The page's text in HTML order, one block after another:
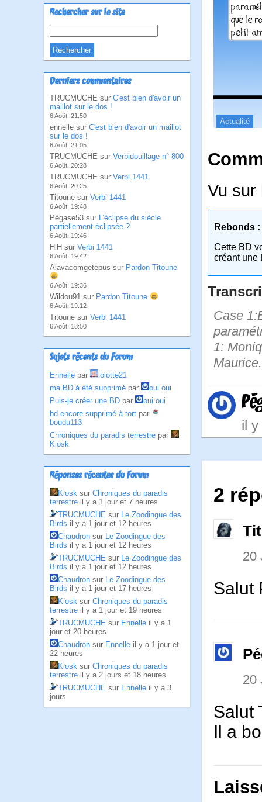
Rechercher sur le site
Derniers commentaires
TRUCMUCHE sur C'est bien d'avoir un
maillot sur le dos !
6 Août, 21:50
ennelle sur C'est bien d'avoir un maillot
sur le dos !
6 Août, 21:05
TRUCMUCHE sur Verbidouillage n° 800
6 Août, 20:28
TRUCMUCHE sur Verbi 1441
6 Août, 20:25
Titoune sur Verbi 1441
6 Août, 19:48
Pégase53 sur L’éclipse du siècle
partiellement éclipsée ?
6 Août, 19:46
HlH sur Verbi 1441
6 Août, 19:42
Alavacomgetepus sur Pardon Titoune
6 Août, 19:36
Wildou91 sur Pardon Titoune
6 Août, 19:12
Titoune sur Verbi 1441
6 Août, 18:50
Sujets récents du Forum
Ennelle par
lolotte21
ma BD à été supprimé par
oui oui
Puis-je créer une BD par
oui oui
bd encore supprimé à tort par
boudu113
Chroniques du paradis terrestre par
Kiosk
Réponses récentes du Forum
Kiosk sur Chroniques du paradis
terrestre il y a 1 jour et 7 heures
TRUCMUCHE sur Le Zoodingue des
Birds il y a 1 jour et 12 heures
Chaudron sur Le Zoodingue des
Birds il y a 1 jour et 12 heures
TRUCMUCHE sur Le Zoodingue des
Birds il y a 1 jour et 12 heures
Chaudron sur Le Zoodingue des
Birds il y a 1 jour et 17 heures
Kiosk sur Chroniques du paradis
terrestre il y a 1 jour et 19 heures
TRUCMUCHE sur Ennelle il y a 1
jour et 20 heures
Chaudron sur Ennelle il y a 1 jour et
22 heures
Kiosk sur Chroniques du paradis
terrestre il y a 2 jours et 18 heures
TRUCMUCHE sur Ennelle il y a 3
jours
Actualité
Vu sur
Rebonds :
Cette BD
créant une
Case
1:
il
2
20
Salut
20
Salut
Il a